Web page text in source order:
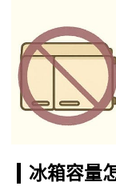
冰箱容量